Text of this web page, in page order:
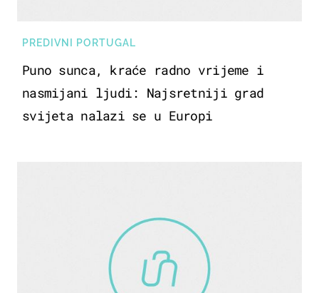
PREDIVNI PORTUGAL
Puno sunca, kraće radno vrijeme i
nasmijani ljudi: Najsretniji grad
svijeta nalazi se u Europi